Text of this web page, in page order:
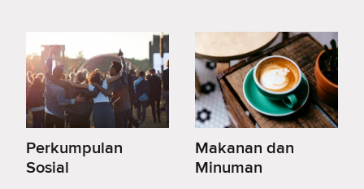
Perkumpulan
Sosial
Makanan dan
Minuman